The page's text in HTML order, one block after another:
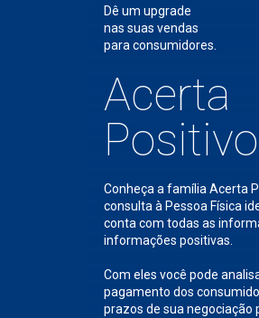
Dê um upgrade
nas suas vendas
para consumidores.
Acerta
Positivo
Conheça a família Acerta
consulta à Pessoa Física
conta com todas as
informações positivas.
Com eles você pode
pagamento dos
prazos de sua negociação